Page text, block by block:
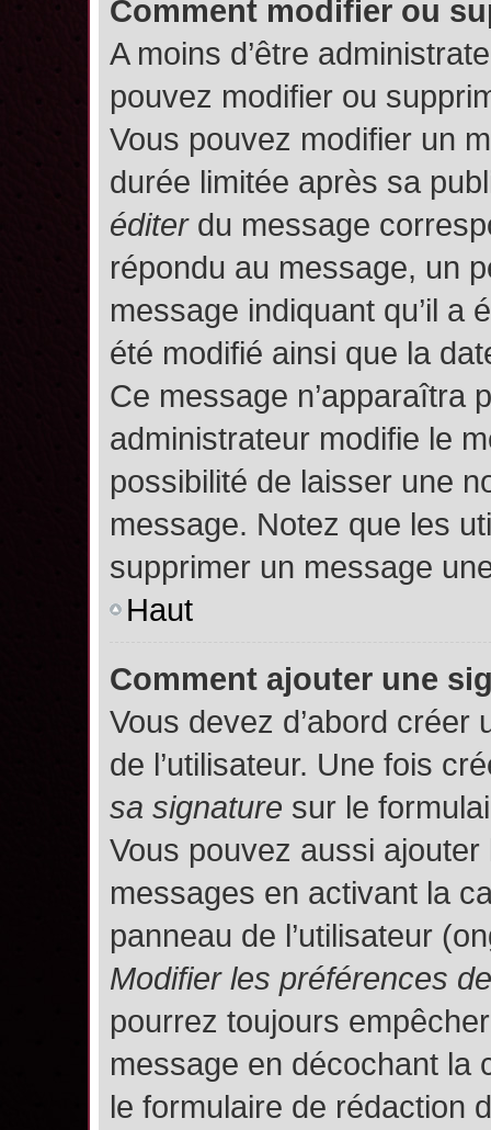
Comment modifier ou
A moins d’être
pouvez modifier ou
Vous pouvez modifier un
durée limitée après sa
éditerdu message
répondu au message, un
message indiquant qu’il a
été modifié ainsi que la
Ce message n’apparaîtra
administrateur modifie le
possibilité de laisser une
message. Notez que les
supprimer un message
Haut
Comment ajouter une
Vous devez d’abord
de l’utilisateur. Une fois
sa signature sur le
Vous pouvez aussi
messages en activant la
panneau de l’utilisateur
Modifier les préférences
pourrez toujours
message en décochant la
le formulaire de rédaction